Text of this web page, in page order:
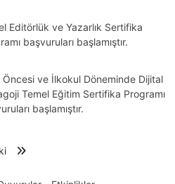
Editörlük ve Yazarlık Sertifika
başvuruları başlamıştır.
Öncesi ve İlkokul Döneminde Dijital
Temel Eğitim Sertifika Programı
başlamıştır.